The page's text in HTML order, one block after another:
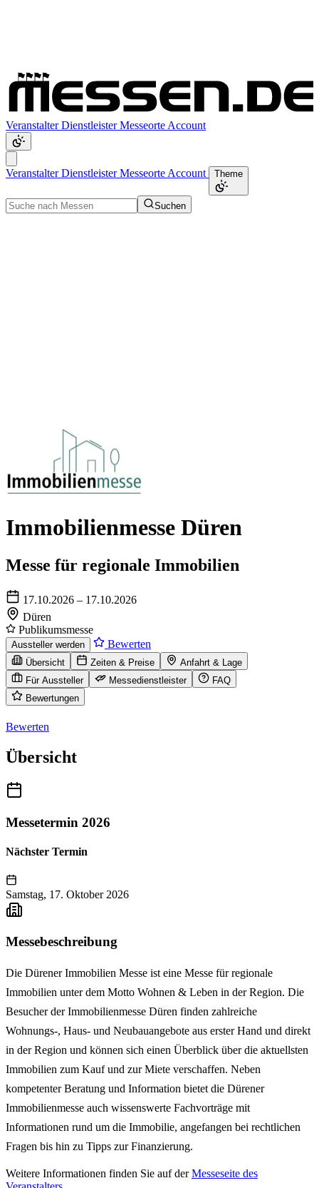
VeranstalterDienstleisterMesseorte Account
VeranstalterDienstleisterMesseorte Account Theme
Suchen
Immobilienmesse Düren
Messe für regionale Immobilien
17.10.2026 – 17.10.2026
Düren
Publikumsmesse
Aussteller werden Bewerten
Übersicht Zeiten & Preise
Anfahrt & Lage
Für Aussteller
Messedienstleister
FAQ
Bewertungen
Bewerten
Übersicht
Messetermin 2026
Nächster Termin
Samstag, 17. Oktober 2026
Messebeschreibung
Die Dürener Immobilien Messe ist eine Messe für regionale
Immobilien unter dem Motto Wohnen & Leben in der Region. Die
Besucher der Immobilienmesse Düren finden zahlreiche
Wohnungs-, Haus- und Neubauangebote aus erster Hand und direkt
in der Region und können sich einen Überblick über die aktuellsten
Immobilien zum Kauf und zur Miete verschaffen. Neben
kompetenter Beratung und Information bietet die Dürener
Immobilienmesse auch wissenswerte Fachvorträge mit
Informationen rund um die Immobilie, angefangen bei rechtlichen
Fragen bis hin zu Tipps zur Finanzierung.
Weitere Informationen finden Sie auf derMesseseite des